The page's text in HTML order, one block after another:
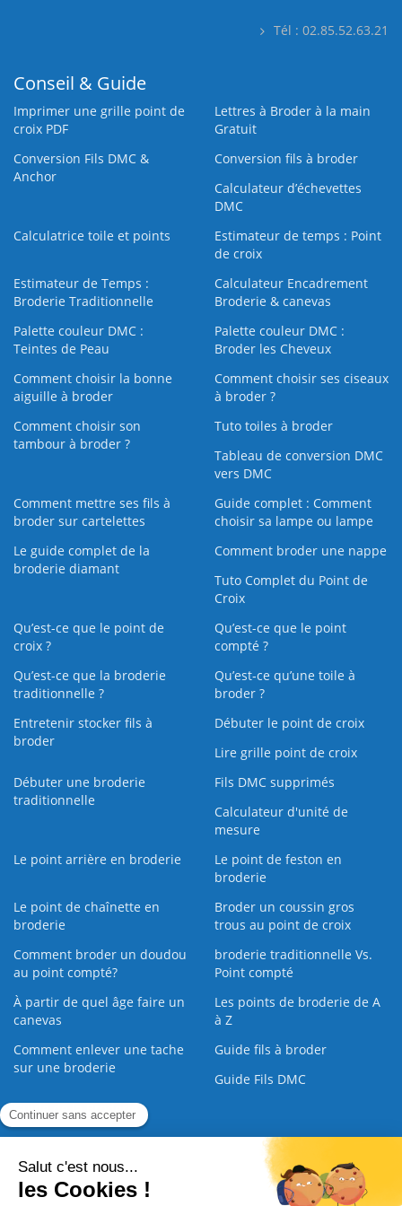
Tél : 02.85.52.63.21
Conseil & Guide
Imprimer une grille point de
croix PDF
Lettres à Broder à la main
Gratuit
Conversion Fils DMC &
Anchor
Conversion fils à broder
Calculateur d’échevettes
DMC
Calculatrice toile et points
Estimateur de temps : Point
de croix
Estimateur de Temps :
Broderie Traditionnelle
Calculateur Encadrement
Broderie & canevas
Palette couleur DMC :
Teintes de Peau
Palette couleur DMC :
Broder les Cheveux
Comment choisir la bonne
aiguille à broder
Comment choisir ses ciseaux
à broder ?
Comment choisir son
tambour à broder ?
Tuto toiles à broder
Tableau de conversion DMC
vers DMC
Comment mettre ses fils à
broder sur cartelettes
Guide complet : Comment
choisir sa lampe ou lampe
Le guide complet de la
broderie diamant
Comment broder une nappe
Tuto Complet du Point de
Croix
Qu’est-ce que le point de
croix ?
Qu’est-ce que le point
compté ?
Qu’est-ce que la broderie
traditionnelle ?
Qu’est‑ce qu’une toile à
broder ?
Entretenir stocker fils à
broder
Débuter le point de croix
Lire grille point de croix
Débuter une broderie
traditionnelle
Fils DMC supprimés
Calculateur d'unité de
mesure
Le point arrière en broderie
Le point de feston en
broderie
Le point de chaînette en
broderie
Broder un coussin gros
trous au point de croix
Comment broder un doudou
au point compté?
broderie traditionnelle Vs.
Point compté
À partir de quel âge faire un
canevas
Les points de broderie de A
à Z
Comment enlever une tache
sur une broderie
Guide fils à broder
Guide Fils DMC
Guide de la Broderie